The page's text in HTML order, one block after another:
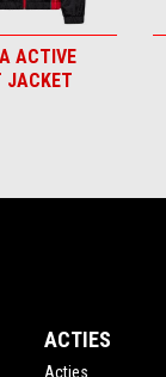
ACTIVE
JACKET
ACTIES
Acties